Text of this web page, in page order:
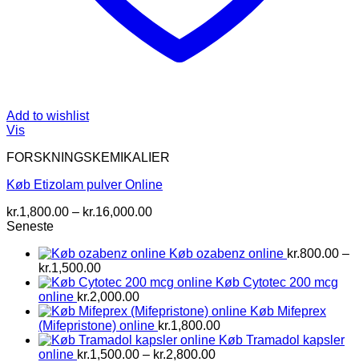
Add to wishlist
Vis
FORSKNINGSKEMIKALIER
Køb Etizolam pulver Online
kr.1,800.00 – kr.16,000.00Prisinterval:
kr.16,000.00
Seneste
Køb ozabenz online kr.800.00 –
kr.1,500.00Prisinterval:
kr.800.00
til
kr.1,500.00
Køb Cytotec 200 mcg
online kr.2,000.00
Køb Mifeprex
(Mifepristone) online kr.1,800.00
Køb Tramadol kapsler
online kr.1,500.00 – kr.2,800.00Prisinterval: